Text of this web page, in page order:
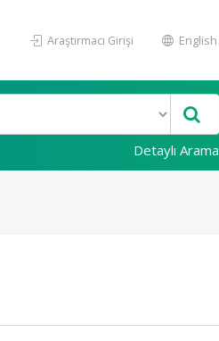
Araştırmacı Girişi English
Detaylı Arama